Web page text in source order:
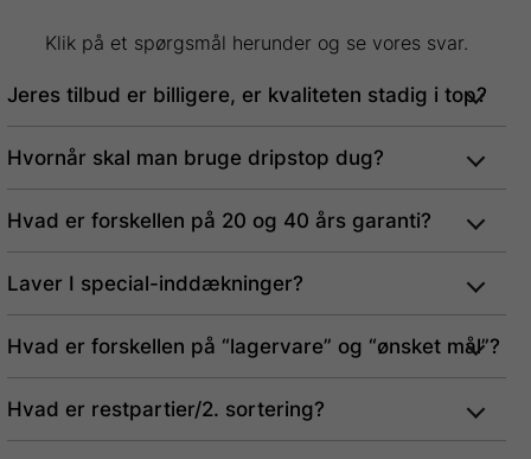
Klik på et spørgsmål herunder og se vores svar.
Jeres tilbud er billigere, er kvaliteten stadig i top?
Hvornår skal man bruge dripstop dug?
Hvad er forskellen på 20 og 40 års garanti?
Laver I special-inddækninger?
Hvad er forskellen på “lagervare” og “ønsket mål”?
Hvad er restpartier/2. sortering?